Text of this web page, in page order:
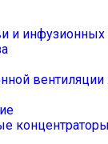
и инфузионных
вентиляции